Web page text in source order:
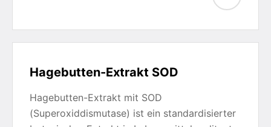
Hagebutten-Extrakt SOD
Hagebutten-Extrakt mit SOD
(Superoxiddismutase) ist ein standardisierter